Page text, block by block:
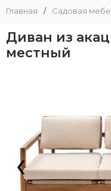
Главная / Садовая
Диван из
местный
‹